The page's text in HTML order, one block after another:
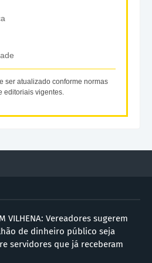
ser atualizado conforme normas
editoriais vigentes.
VILHENA: Vereadores sugerem
de dinheiro público seja
servidores que já receberam